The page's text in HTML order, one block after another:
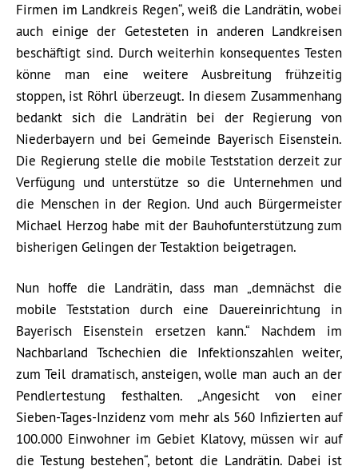
Firmen im Landkreis Regen“, weiß die Landrätin, wobei
auch einige der Getesteten in anderen Landkreisen
beschäftigt sind. Durch weiterhin konsequentes Testen
könne man eine weitere Ausbreitung frühzeitig
stoppen, ist Röhrl überzeugt. In diesem Zusammenhang
bedankt sich die Landrätin bei der Regierung von
Niederbayern und bei Gemeinde Bayerisch Eisenstein.
Die Regierung stelle die mobile Teststation derzeit zur
Verfügung und unterstütze so die Unternehmen und
die Menschen in der Region. Und auch Bürgermeister
Michael Herzog habe mit der Bauhofunterstützung zum
bisherigen Gelingen der Testaktion beigetragen.
Nun hoffe die Landrätin, dass man „demnächst die
mobile Teststation durch eine Dauereinrichtung in
Bayerisch Eisenstein ersetzen kann.“ Nachdem im
Nachbarland Tschechien die Infektionszahlen weiter,
zum Teil dramatisch, ansteigen, wolle man auch an der
Pendlertestung festhalten. „Angesicht von einer
Sieben-Tages-Inzidenz vom mehr als 560 Infizierten auf
100.000 Einwohner im Gebiet Klatovy, müssen wir auf
die Testung bestehen“, betont die Landrätin. Dabei ist